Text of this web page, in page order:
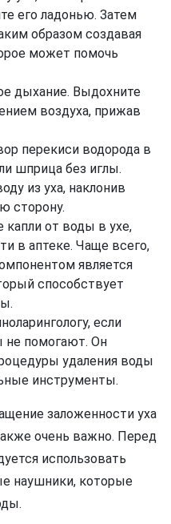
его ладонью. Затем
образом создавая
может помочь
дыхание. Выдохните
воздуха, прижав
перекиси водорода в
шприца без иглы.
из уха, наклонив
сторону.
капли от воды в ухе,
в аптеке. Чаще всего,
является
способствует
если
не помогают. Он
удаления воды
инструменты.
заложенности уха
очень важно. Перед
использовать
наушники, которые